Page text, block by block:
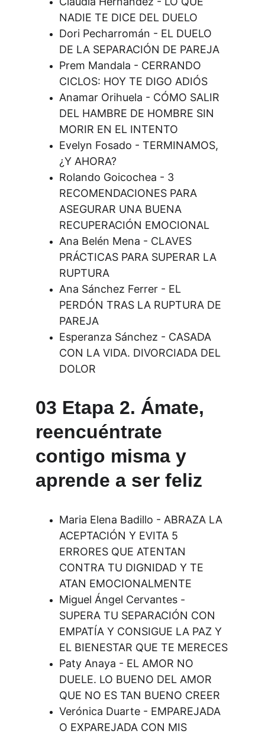
NADIE TE DICE DEL DUELO
Dori Pecharromán - EL DUELO
DE LA SEPARACIÓN DE PAREJA
Prem Mandala - CERRANDO
CICLOS: HOY TE DIGO ADIÓS
Anamar Orihuela - CÓMO SALIR
DEL HAMBRE DE HOMBRE SIN
MORIR EN EL INTENTO
Evelyn Fosado - TERMINAMOS,
¿Y AHORA?
Rolando Goicochea - 3
RECOMENDACIONES PARA
ASEGURAR UNA BUENA
RECUPERACIÓN EMOCIONAL
Ana Belén Mena - CLAVES
PRÁCTICAS PARA SUPERAR LA
RUPTURA
Ana Sánchez Ferrer - EL
PERDÓN TRAS LA RUPTURA DE
PAREJA
Esperanza Sánchez - CASADA
CON LA VIDA. DIVORCIADA DEL
DOLOR
03 Etapa 2. Ámate,
reencuéntrate
contigo misma y
aprende a ser feliz
Maria Elena Badillo - ABRAZA LA
ACEPTACIÓN Y EVITA 5
ERRORES QUE ATENTAN
CONTRA TU DIGNIDAD Y TE
ATAN EMOCIONALMENTE
Miguel Ángel Cervantes -
SUPERA TU SEPARACIÓN CON
EMPATÍA Y CONSIGUE LA PAZ Y
EL BIENESTAR QUE TE MERECES
Paty Anaya - EL AMOR NO
DUELE. LO BUENO DEL AMOR
QUE NO ES TAN BUENO CREER
Verónica Duarte - EMPAREJADA
O EXPAREJADA CON MIS